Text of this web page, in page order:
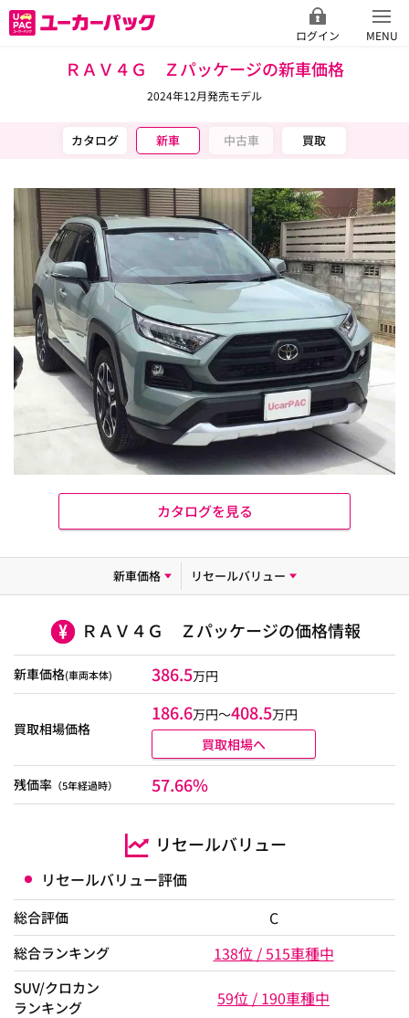
ログイン MENU
ＲＡＶ４Ｇ Ｚパッケージの新車価格
2024年12月発売モデル
カタログ 新車 中古車 買取
カタログを見る
新車価格 リセールバリュー
ＲＡＶ４Ｇ Ｚパッケージの価格情報
新車価格(車両本体) 386.5万円
買取相場価格
186.6万円〜408.5万円
買取相場へ
残価率 （5年経過時） 57.66%
リセールバリュー
リセールバリュー評価
総合評価 C
総合ランキング 138位 / 515車種中
SUV/クロカン
ランキング
59位 / 190車種中